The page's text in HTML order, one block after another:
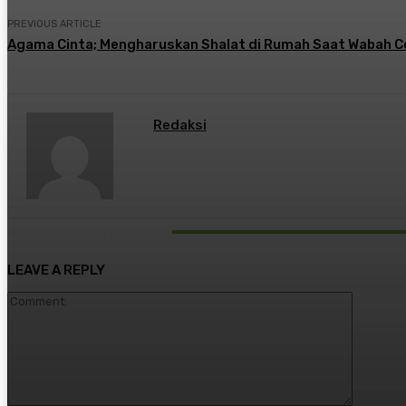
PREVIOUS ARTICLE
Agama Cinta; Mengharuskan Shalat di Rumah Saat Wabah
Redaksi
LEAVE A REPLY